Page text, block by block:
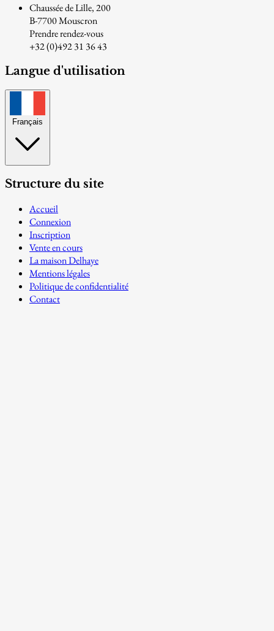
Chaussée de Lille, 200
B-7700 Mouscron
Prendre rendez-vous
+32 (0)492 31 36 43
Langue d'utilisation
Français
Structure du site
Accueil
Connexion
Inscription
Vente en cours
La maison Delhaye
Mentions légales
Politique de confidentialité
Contact